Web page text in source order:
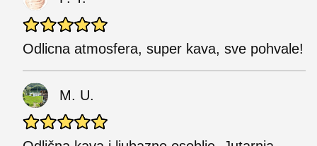
Odlicna atmosfera, super kava, sve pohvale!
M. U.